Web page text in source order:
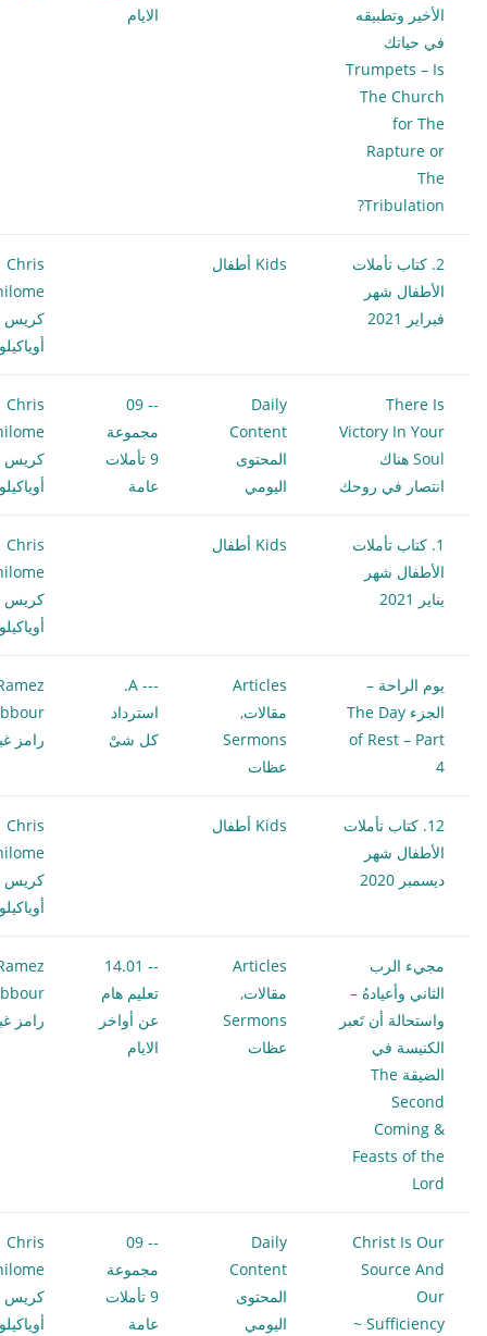
الأخير وتطبيقه
في حياتك
Trumpets – Is
The Church
for The
Rapture or
The
Tribulation?
الايام
2. كتاب تأملات
الأطفال شهر
فبراير 2021
Kids أطفال
Chris
كريس
There Is
Victory In Your
Soul هناك
انتصار في روحك
Daily
Content
المحتوى
اليومي
-- 09
مجموعة
9 تأملات
عامة
Chris
كريس
1. كتاب تأملات
الأطفال شهر
يناير 2021
Kids أطفال
Chris
كريس
يوم الراحة –
الجزء The Day
of Rest – Part
4
Articles
مقالات,
Sermons
عظات
--- A.
استرداد
كل شىْ
رامز
12. كتاب تأملات
الأطفال شهر
ديسمبر 2020
Kids أطفال
Chris
كريس
مجيء الرب
الثاني وأعيادهُ –
واستحالة أن تَعبر
الكنيسة في
الضيقة The
Second
Coming &
Feasts of the
Lord
Articles
مقالات,
Sermons
عظات
-- 14.01
تعليم هام
عن أواخر
الايام
رامز
Christ Is Our
Source And
Our
Sufficiency ~
Daily
Content
المحتوى
اليومي
-- 09
مجموعة
9 تأملات
عامة
Chris
كريس